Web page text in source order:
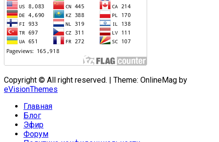
Copyright © All right reserved. | Theme: OnlineMag by
eVisionThemes
Главная
Блог
Эфир
Форум